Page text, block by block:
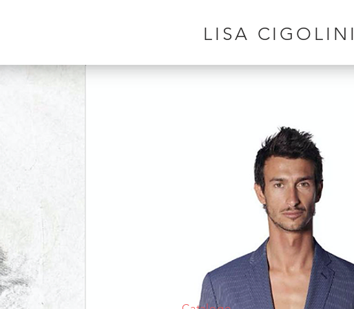
LISA CIGOLINI